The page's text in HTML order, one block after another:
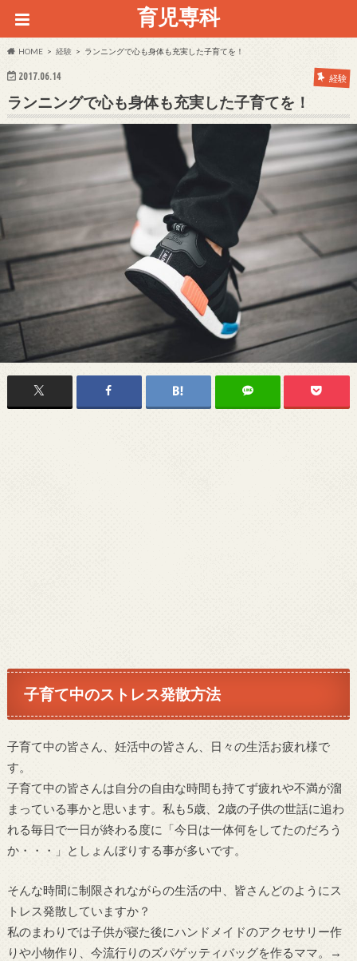
育児専科
HOME 経験 ランニングで心も身体も充実した子育てを！
2017.06.14 経験
ランニングで心も身体も充実した子育てを！
子育て中のストレス発散方法
子育て中の皆さん、妊活中の皆さん、日々の生活お疲れ様で
す。
子育て中の皆さんは自分の自由な時間も持てず疲れや不満が溜
まっている事かと思います。私も5歳、2歳の子供の世話に追わ
れる毎日で一日が終わる度に「今日は一体何をしてたのだろう
か・・・」としょんぼりする事が多いです。
そんな時間に制限されながらの生活の中、皆さんどのようにス
トレス発散していますか？
私のまわりでは子供が寝た後にハンドメイドのアクセサリー作
りや小物作り、今流行りのズパゲッティバッグを作るママ。→